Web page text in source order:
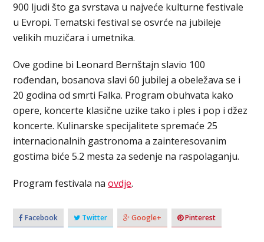
900 ljudi što ga svrstava u najveće kulturne festivale
u Evropi. Tematski festival se osvrće na jubileje
velikih muzičara i umetnika.
Ove godine bi Leonard Bernštajn slavio 100
rođendan, bosanova slavi 60 jubilej a obeležava se i
20 godina od smrti Falka. Program obuhvata kako
opere, koncerte klasične uzike tako i ples i pop i džez
koncerte. Kulinarske specijalitete spremaće 25
internacionalnih gastronoma a zainteresovanim
gostima biće 5.2 mesta za sedenje na raspolaganju.
Program festivala naovdje.
Facebook Twitter Google+ Pinterest